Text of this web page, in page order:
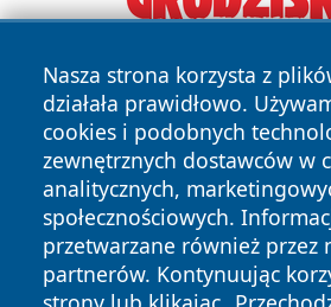
Nasza strona korzysta z
działała prawidłowo.
cookies i podobnych
zewnętrznych dostawców w
analitycznych,
społecznościowych.
przetwarzane również przez
partnerów. Kontynuując
Copyright © 2026 wiadomosciplock.pl
zastrzeżone.